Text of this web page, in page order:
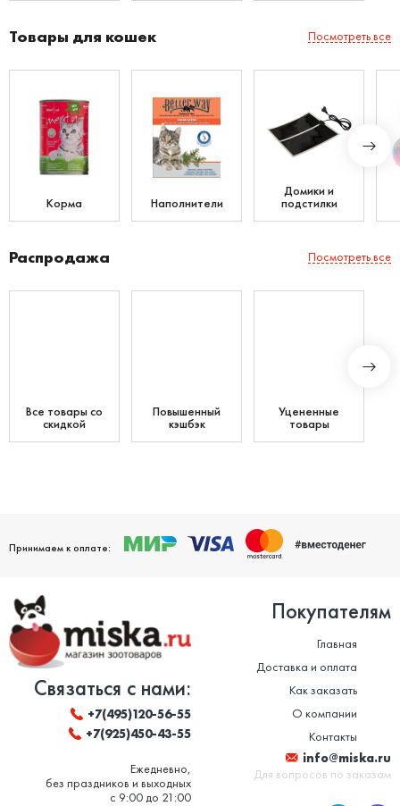
Товары для кошек Посмотреть все
Корма Наполнители
Домики и
подстилки
Распродажа Посмотреть все
Все товары со
скидкой
Повышенный
кэшбэк
Уцененные
товары
Принимаем к оплате:
Связаться с нами:
+7(495)120-56-55
+7(925)450-43-55
Ежедневно,
без праздников и выходных
с 9:00 до 21:00
Покупателям
Главная
Доставка и оплата
Как заказать
О компании
Контакты
info@miska.ru
Для вопросов по заказам